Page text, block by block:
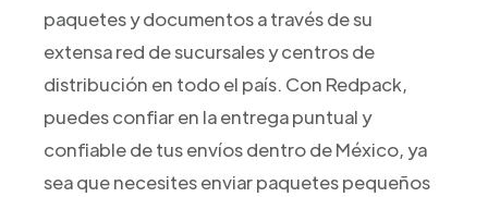
paquetes y documentos a través de su
extensa red de sucursales y centros de
distribución en todo el país. Con Redpack,
puedes confiar en la entrega puntual y
confiable de tus envíos dentro de México, ya
sea que necesites enviar paquetes pequeños